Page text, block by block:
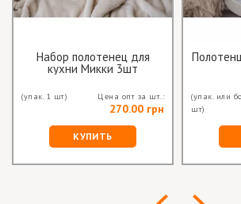
Набор полотенец для
кухни Микки 3шт
(упак. 1 шт) Цена опт за шт.:
270.00 грн
КУПИТЬ
(упак. или
шт)